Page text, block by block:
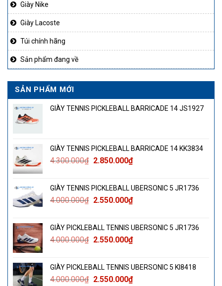
Giày Nike
Giày Lacoste
Túi chính hãng
Sản phẩm đang về
SẢN PHẨM MỚI
GIÀY TENNIS PICKLEBALL BARRICADE 14 JS1927
GIÀY TENNIS PICKLEBALL BARRICADE 14 KK3834
4.300.000₫ Giá
4.300.000₫.
2.850.000₫Giá
là:
2.850.000₫.
GIÀY TENNIS PICKLEBALL UBERSONIC 5 JR1736
4.000.000₫ Giá
4.000.000₫.
2.550.000₫Giá
là:
2.550.000₫.
GIÀY PICKLEBALL TENNIS UBERSONIC 5 JR1736
4.000.000₫ Giá
4.000.000₫.
2.550.000₫Giá
là:
2.550.000₫.
GIÀY PICKLEBALL TENNIS UBERSONIC 5 KI8418
4.000.000₫ Giá
2.550.000₫Giá